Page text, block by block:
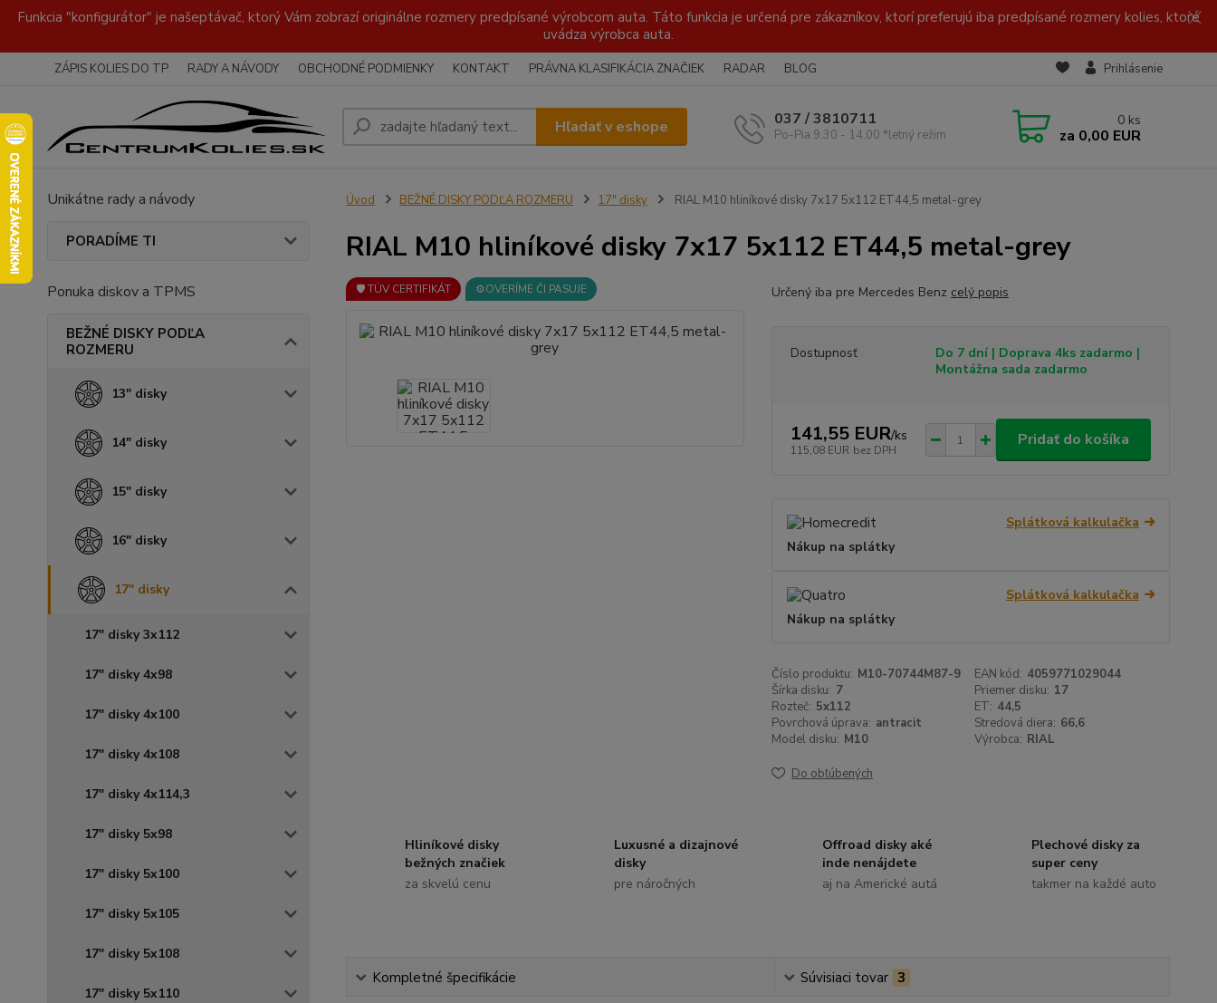
Funkcia "konfigurátor" je našeptávač, ktorý Vám zobrazí originálne rozmery predpísané výrobcom auta. Táto funkcia je určená pre zákazníkov, ktorí preferujú iba predpísané rozmery kolies, ktoré
uvádza výrobca auta.
ZÁPIS KOLIES DO TP RADY A NÁVODY OBCHODNÉ PODMIENKY KONTAKT PRÁVNA KLASIFIKÁCIA ZNAČIEK RADAR BLOG Prihlásenie
Hľadať v eshope 037 / 3810711
Po-Pia 9.30 - 14.00 *letný režim
0 ks
za 0,00 EUR
Unikátne rady a návody
PORADÍME TI
Ponuka diskov a TPMS
BEŽNÉ DISKY PODĽA
ROZMERU
13" disky
14" disky
15" disky
16" disky
17" disky
17" disky 3x112
17" disky 4x98
17" disky 4x100
17" disky 4x108
17" disky 4x114,3
17" disky 5x98
17" disky 5x100
17" disky 5x105
17" disky 5x108
17" disky 5x110
Úvod BEŽNÉ DISKY PODĽA ROZMERU 17" disky RIAL M10 hliníkové disky 7x17 5x112 ET44,5 metal-grey
RIAL M10 hliníkové disky 7x17 5x112 ET44,5 metal-grey
🛡️ TÜV CERTIFIKÁT ⚙️OVERÍME ČI PASUJE Určený iba pre Mercedes Benz celý popis
Dostupnosť
Do 7 dní | Doprava 4ks zadarmo |
Montážna sada zadarmo
141,55 EUR/ks
115,08 EUR bez DPH
Pridať do košíka
Splátková kalkulačka
Nákup na splátky
Splátková kalkulačka
Nákup na splátky
Číslo produktu: M10-70744M87-9 EAN kód: 4059771029044
Šírka disku: 7 Priemer disku: 17
Rozteč: 5x112 ET: 44,5
Povrchová úprava: antracit Stredová diera: 66,6
Model disku: M10 Výrobca: RIAL
Do obľúbených
Hliníkové disky
bežných značiek
za skvelú cenu
Luxusné a dizajnové
disky
pre náročných
Offroad disky aké
inde nenájdete
aj na Americké autá
Plechové disky za
super ceny
takmer na každé auto
Kompletné špecifikácie Súvisiaci tovar 3